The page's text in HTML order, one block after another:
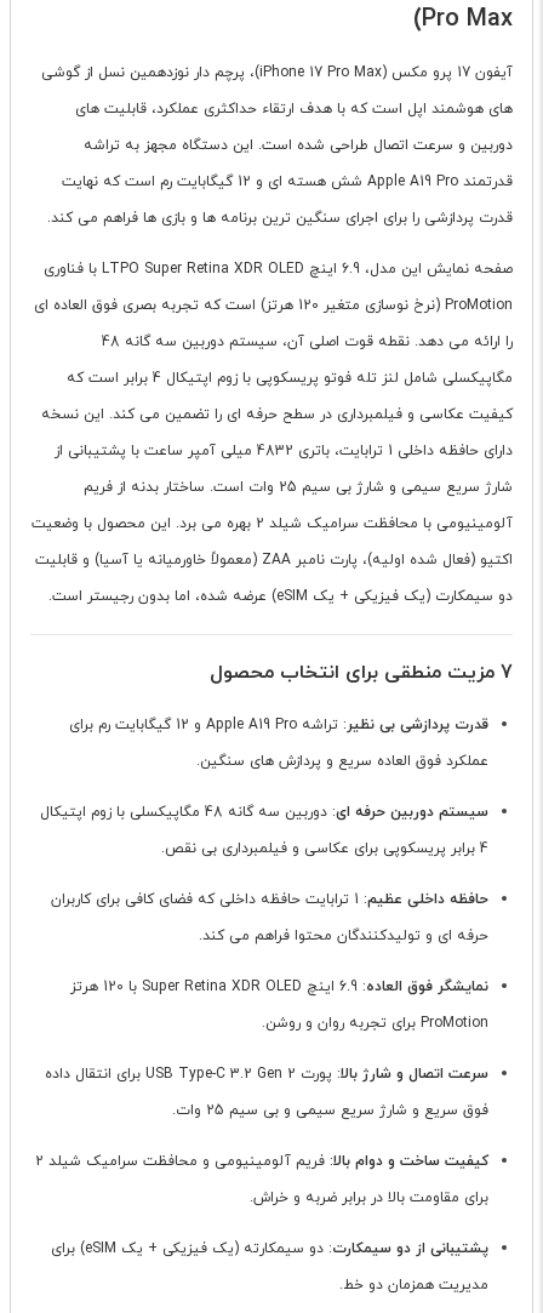
Pro Max)
آیفون 17 پرو مکس (iPhone 17 Pro Max)، پرچم دار نوزدهمین نسل از گوشی
های هوشمند اپل است که با هدف ارتقاء حداکثری عملکرد، قابلیت های
دوربین و سرعت اتصال طراحی شده است. این دستگاه مجهز به تراشه
قدرتمند Apple A19 Pro شش هسته ای و 12 گیگابایت رم است که نهایت
قدرت پردازشی را برای اجرای سنگین ترین برنامه ها و بازی ها فراهم می کند.
صفحه نمایش این مدل، 6.9 اینچ LTPO Super Retina XDR OLED با فناوری
ProMotion (نرخ نوسازی متغیر 120 هرتز) است که تجربه بصری فوق العاده ای
را ارائه می دهد. نقطه قوت اصلی آن، سیستم دوربین سه گانه 48
مگاپیکسلی شامل لنز تله فوتو پریسکوپی با زوم اپتیکال 4 برابر است که
کیفیت عکاسی و فیلمبرداری در سطح حرفه ای را تضمین می کند. این نسخه
دارای حافظه داخلی 1 ترابایت، باتری 4832 میلی آمپر ساعت با پشتیبانی از
شارژ سریع سیمی و شارژ بی سیم 25 وات است. ساختار بدنه از فریم
آلومینیومی با محافظت سرامیک شیلد 2 بهره می برد. این محصول با وضعیت
اکتیو (فعال شده اولیه)، پارت نامبر ZAA (معمولاً خاورمیانه یا آسیا) و قابلیت
دو سیمکارت (یک فیزیکی + یک eSIM) عرضه شده، اما بدون رجیستر است.
7 مزیت منطقی برای انتخاب محصول
قدرت پردازشی بی نظیر
: تراشه Apple A19 Pro و 12 گیگابایت رم برای
عملکرد فوق العاده سریع و پردازش های سنگین.
سیستم دوربین حرفه ای
: دوربین سه گانه 48 مگاپیکسلی با زوم اپتیکال
4 برابر پریسکوپی برای عکاسی و فیلمبرداری بی نقص.
حافظه داخلی عظیم
: 1 ترابایت حافظه داخلی که فضای کافی برای کاربران
حرفه ای و تولیدکنندگان محتوا فراهم می کند.
نمایشگر فوق العاده
: 6.9 اینچ Super Retina XDR OLED با 120 هرتز
ProMotion برای تجربه روان و روشن.
سرعت اتصال و شارژ بالا
: پورت USB Type-C 3.2 Gen 2 برای انتقال داده
فوق سریع و شارژ سریع سیمی و بی سیم 25 وات.
کیفیت ساخت و دوام بالا
: فریم آلومینیومی و محافظت سرامیک شیلد 2
برای مقاومت بالا در برابر ضربه و خراش.
پشتیبانی از دو سیمکارت
: دو سیمکارته (یک فیزیکی + یک eSIM) برای
مدیریت همزمان دو خط.